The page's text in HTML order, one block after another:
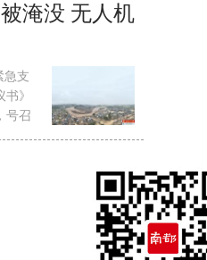
淹没 无人机
急支
》
号召